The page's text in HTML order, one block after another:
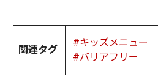
関連タグ
#キッズメニュー
#バリアフリー